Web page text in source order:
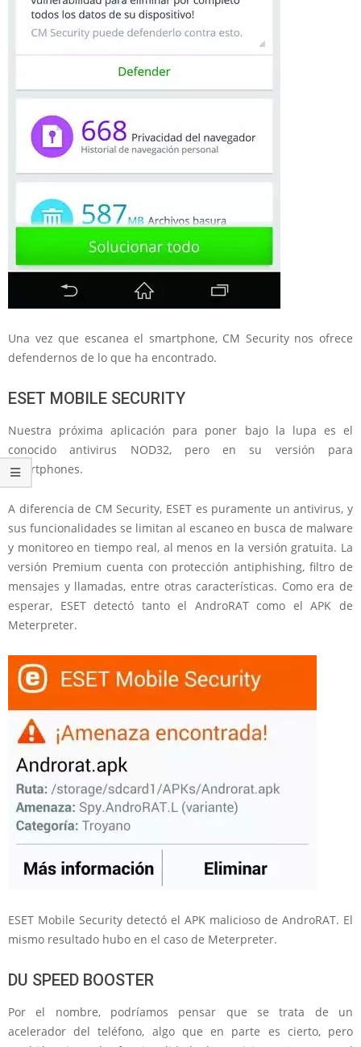
Una vez que escanea el smartphone, CM Security nos ofrece
defendernos de lo que ha encontrado.
ESET MOBILE SECURITY
Nuestra próxima aplicación para poner bajo la lupa es el
conocido antivirus NOD32, pero en su versión para
smartphones.
A diferencia de CM Security, ESET es puramente un antivirus, y
sus funcionalidades se limitan al escaneo en busca de malware
y monitoreo en tiempo real, al menos en la versión gratuita. La
versión Premium cuenta con protección antiphishing, filtro de
mensajes y llamadas, entre otras características. Como era de
esperar, ESET detectó tanto el AndroRAT como el APK de
Meterpreter.
ESET Mobile Security detectó el APK malicioso de AndroRAT. El
mismo resultado hubo en el caso de Meterpreter.
DU SPEED BOOSTER
Por el nombre, podríamos pensar que se trata de un
acelerador del teléfono, algo que en parte es cierto, pero